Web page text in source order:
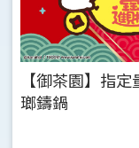
【御茶園】指
瑯鑄鍋